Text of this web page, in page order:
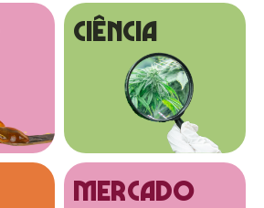
Ciência
MERCADO